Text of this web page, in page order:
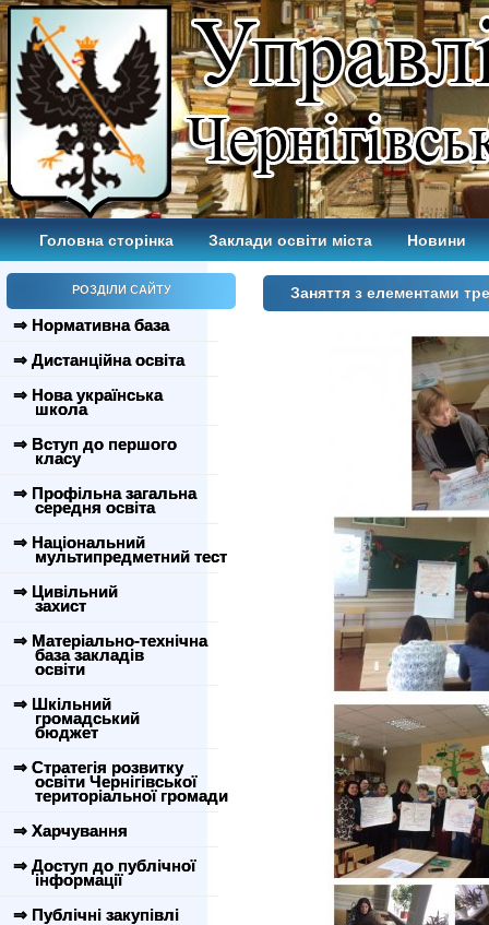
Головна сторінка Заклади освіти міста Новини
РОЗДІЛИ САЙТУ
⇒ Нормативна база
⇒ Дистанційна освіта
⇒ Нова українська
школа
⇒ Вступ до першого
класу
⇒ Профільна загальна
середня освіта
⇒ Національний
мультипредметний тест
⇒ Цивільний
захист
⇒ Матеріально-технічна
база закладів
освіти
⇒ Шкільний
громадський
бюджет
⇒ Стратегія розвитку
освіти Чернігівської
територіальної громади
⇒ Харчування
⇒ Доступ до публічної
інформації
⇒ Публічні закупівлі
Заняття з елементами